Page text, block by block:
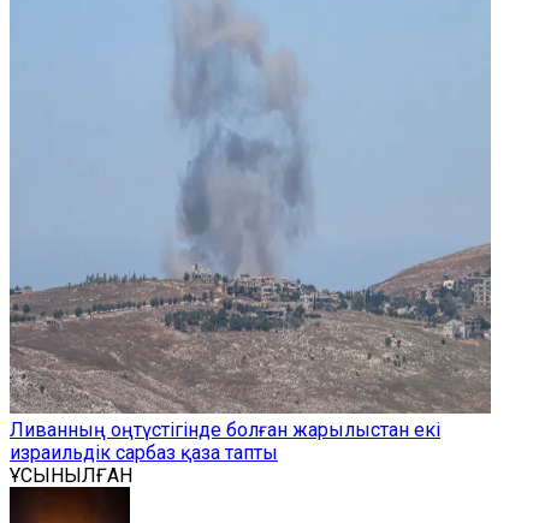
Ливанның оңтүстігінде болған жарылыстан екі
израильдік сарбаз қаза тапты
ҰСЫНЫЛҒАН